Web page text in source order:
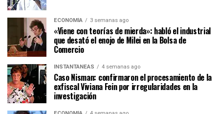
ECONOMÍA 3 semanas ago
«Viene con teorías de mierda»: habló el industrial
que desató el enojo de Milei en la Bolsa de
Comercio
INSTANTÁNEAS 4 semanas ago
Caso Nisman: confirmaron el procesamiento de la
exfiscal Viviana Fein por irregularidades en la
investigación